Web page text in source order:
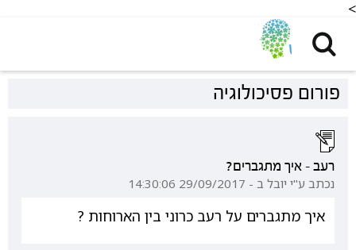
<
פורום פסיכולוגיה
רעב - איך מתגברים?
נכתב ע"י יובל ב - 29/09/2017 14:30:06
איך מתגברים על רעב כרוני בין הארוחות ?